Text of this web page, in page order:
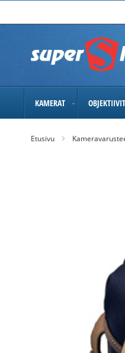
to
KAMERAT OBJEKTIIVIT
Etusivu